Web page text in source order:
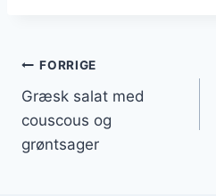
FORRIGE
Græsk salat med
couscous og
grøntsager